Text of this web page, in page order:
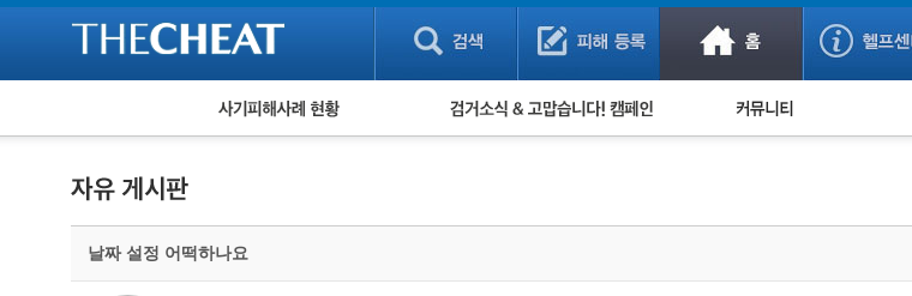
피해사례 현황
보이스피싱 피해사례
유해사이트 목록
검거 소식 사기 예방했어요!
날짜 설정 어떡하나요